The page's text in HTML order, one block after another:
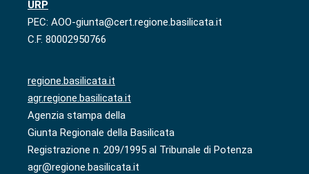
URP
PEC: AOO-giunta@cert.regione.basilicata.it
C.F. 80002950766
regione.basilicata.it
agr.regione.basilicata.it
Agenzia stampa della
Giunta Regionale della Basilicata
Registrazione n. 209/1995 al Tribunale di Potenza
agr@regione.basilicata.it